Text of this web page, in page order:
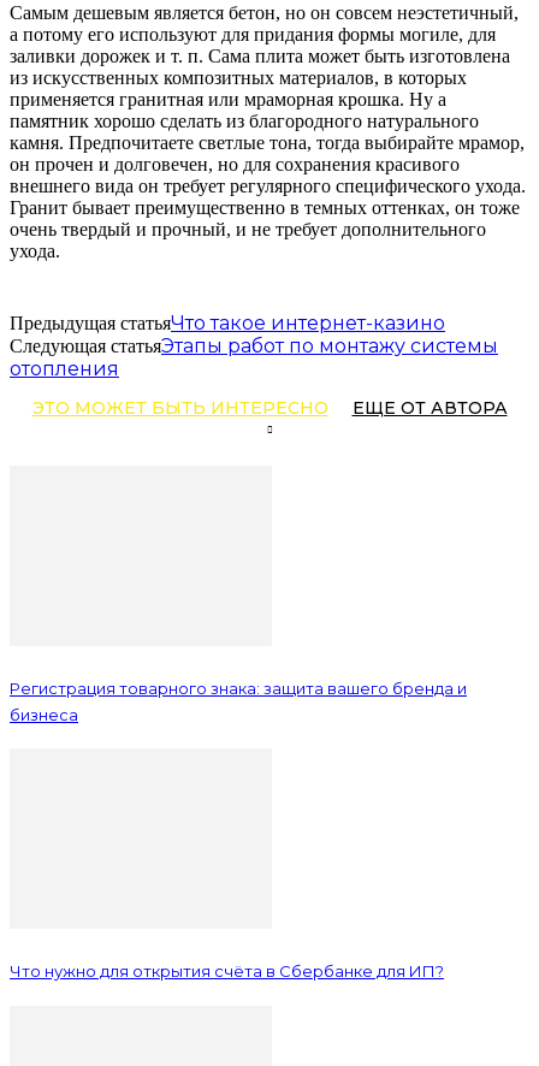
Самым дешевым является бетон, но он совсем неэстетичный,
а потому его используют для придания формы могиле, для
заливки дорожек и т. п. Сама плита может быть изготовлена
из искусственных композитных материалов, в которых
применяется гранитная или мраморная крошка. Ну а
памятник хорошо сделать из благородного натурального
камня. Предпочитаете светлые тона, тогда выбирайте мрамор,
он прочен и долговечен, но для сохранения красивого
внешнего вида он требует регулярного специфического ухода.
Гранит бывает преимущественно в темных оттенках, он тоже
очень твердый и прочный, и не требует дополнительного
ухода.
Предыдущая статьяЧто такое интернет-казино
Следующая статьяЭтапы работ по монтажу системы
отопления
ЭТО МОЖЕТ БЫТЬ ИНТЕРЕСНО ЕЩЕ ОТ АВТОРА
Регистрация товарного знака: защита вашего бренда и
бизнеса
Что нужно для открытия счёта в Сбербанке для ИП?